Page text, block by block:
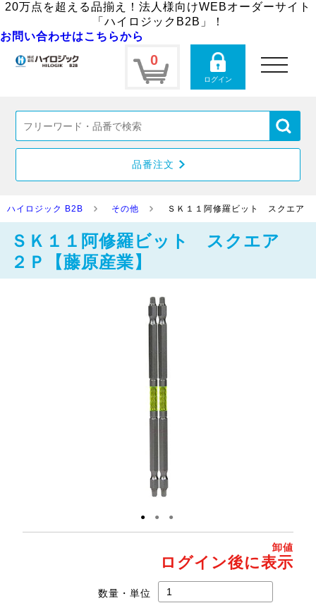
20万点を超える品揃え！法人様向けWEBオーダーサイト
「ハイロジックB2B」！
お問い合わせはこちらから
0
ログイン
toggle
navigation
品番注文
ハイロジック B2B その他 ＳＫ１１阿修羅ビット スクエア
ＳＫ１１阿修羅ビット スクエア
２Ｐ【藤原産業】
● ● ●
卸値
ログイン後に表示
数量・単位